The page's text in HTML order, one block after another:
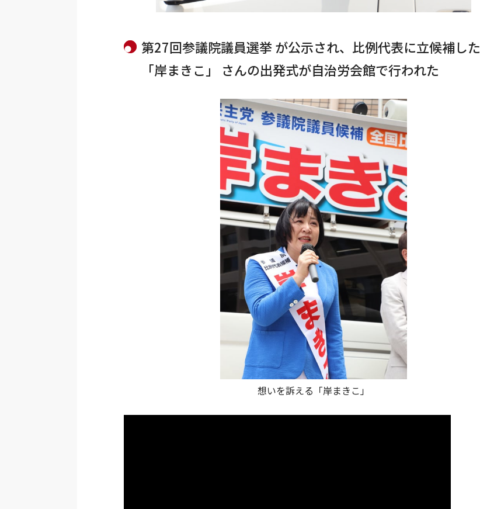
第27回参議院議員選挙 が公示され、比例代表に立候補した
「岸まきこ」 さんの出発式が自治労会館で行われた
想いを訴える「岸まきこ」